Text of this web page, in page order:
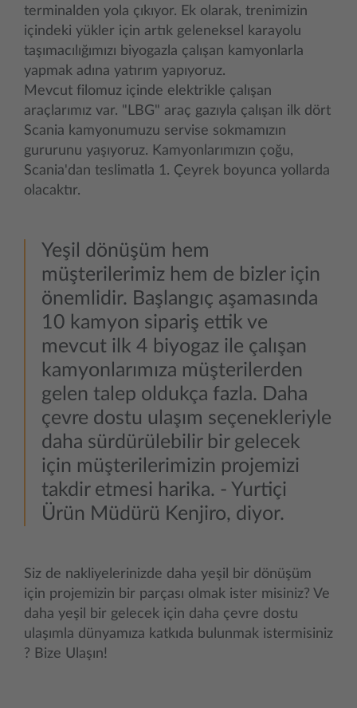
terminalden yola çıkıyor. Ek olarak, trenimizin
içindeki yükler için artık geleneksel karayolu
taşımacılığımızı biyogazla çalışan kamyonlarla
yapmak adına yatırım yapıyoruz.
Mevcut filomuz içinde elektrikle çalışan
araçlarımız var. "LBG" araç gazıyla çalışan ilk dört
Scania kamyonumuzu servise sokmamızın
gururunu yaşıyoruz. Kamyonlarımızın çoğu,
Scania'dan teslimatla 1. Çeyrek boyunca yollarda
olacaktır.
Yeşil dönüşüm hem
müşterilerimiz hem de bizler için
önemlidir. Başlangıç aşamasında
10 kamyon sipariş ettik ve
mevcut ilk 4 biyogaz ile çalışan
kamyonlarımıza müşterilerden
gelen talep oldukça fazla. Daha
çevre dostu ulaşım seçenekleriyle
daha sürdürülebilir bir gelecek
için müşterilerimizin projemizi
takdir etmesi harika. - Yurtiçi
Ürün Müdürü Kenjiro, diyor.
Siz de nakliyelerinizde daha yeşil bir dönüşüm
için projemizin bir parçası olmak ister misiniz? Ve
daha yeşil bir gelecek için daha çevre dostu
ulaşımla dünyamıza katkıda bulunmak istermisiniz
? Bize Ulaşın!